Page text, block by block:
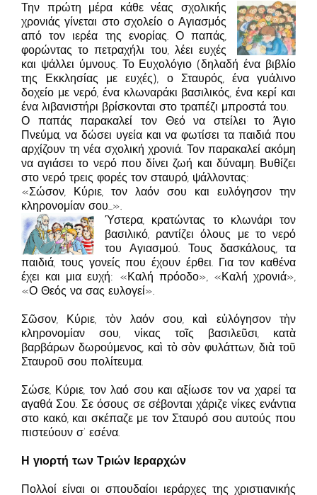
Την πρώτη μέρα κάθε νέας σχολικής
χρονιάς γίνεται στο σχολείο ο Αγιασμός
από τον ιερέα της ενορίας. Ο παπάς,
φορώντας το πετραχήλι του, λέει ευχές
και ψάλλει ύμνους. Το Ευχολόγιο (δηλαδή ένα βιβλίο
της Εκκλησίας με ευχές), ο Σταυρός, ένα γυάλινο
δοχείο με νερό, ένα κλωναράκι βασιλικός, ένα κερί και
ένα λιβανιστήρι βρίσκονται στο τραπέζι μπροστά του.
Ο παπάς παρακαλεί τον Θεό να στείλει το Άγιο
Πνεύμα, να δώσει υγεία και να φωτίσει τα παιδιά που
αρχίζουν τη νέα σχολική χρονιά. Τον παρακαλεί ακόμη
να αγιάσει το νερό που δίνει ζωή και δύναμη. Βυθίζει
στο νερό τρεις φορές τον σταυρό, ψάλλοντας:
«Σώσον, Κύριε, τον λαόν σου και ευλόγησον την
κληρονομίαν σου…».
Ύστερα, κρατώντας το κλωνάρι τον
βασιλικό, ραντίζει όλους με το νερό
του Αγιασμού. Τους δασκάλους, τα
παιδιά, τους γονείς που έχουν έρθει. Για τον καθένα
έχει και μια ευχή: «Καλή πρόοδο», «Καλή χρονιά»,
«Ο Θεός να σας ευλογεί».
Σῶσον, Κύριε, τὸν λαόν σου, καὶ εὐλόγησον τὴν
κληρονομίαν σου, νίκας τοῖς βασιλεῦσι, κατὰ
βαρβάρων δωρούμενος, καὶ τὸ σὸν φυλάττων, διὰ τοῦ
Σταυροῦ σου πολίτευμα.
Σώσε, Κύριε, τον λαό σου και αξίωσε τον να χαρεί τα
αγαθά Σου. Σε όσους σε σέβονται χάριζε νίκες ενάντια
στο κακό, και σκέπαζε με τον Σταυρό σου αυτούς που
πιστεύουν σ’ εσένα.
Η γιορτή των Τριών Ιεραρχών
Πολλοί είναι οι σπουδαίοι ιεράρχες της χριστιανικής